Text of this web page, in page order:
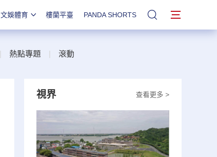
文娛體育 樓蘭平臺 PANDA SHORTS 站內搜索
熱點專題 滾動
查看更多 >
視界